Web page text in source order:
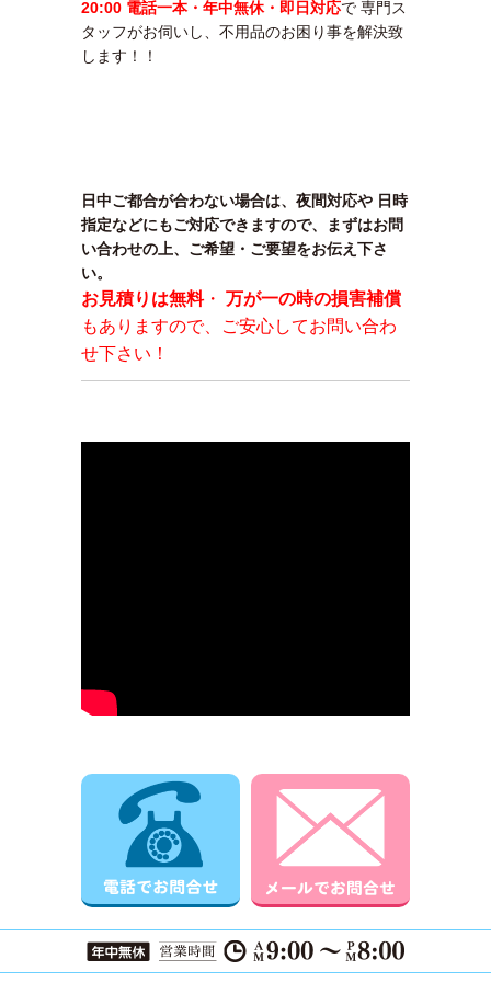
20:00 電話一本・年中無休・即日対応で 専門ス
タッフがお伺いし、不用品のお困り事を解決致
します！！
日中ご都合が合わない場合は、夜間対応や 日時
指定などにもご対応できますので、まずはお問
い合わせの上、ご希望・ご要望をお伝え下さ
い。
お見積りは無料・ 万が一の時の損害補償
もありますので、ご安心してお問い合わ
せ下さい！
電話でお問合せ